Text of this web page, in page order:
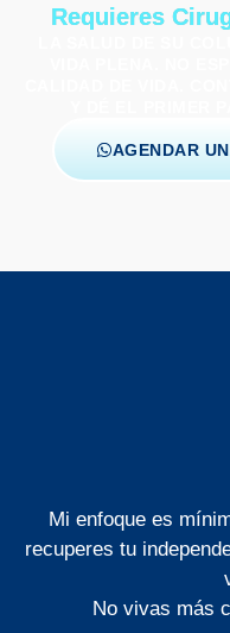
Requieres
AGENDAR
Mi enfoque es
recuperes tu
No vivas más